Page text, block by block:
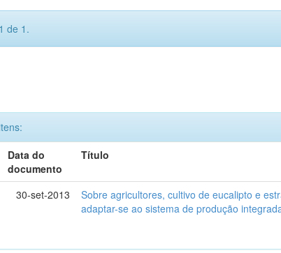
de 1.
Data do
documento
Título
30-set-2013
Sobre agricultores, cultivo de eucalipto e
adaptar-se ao sistema de produção